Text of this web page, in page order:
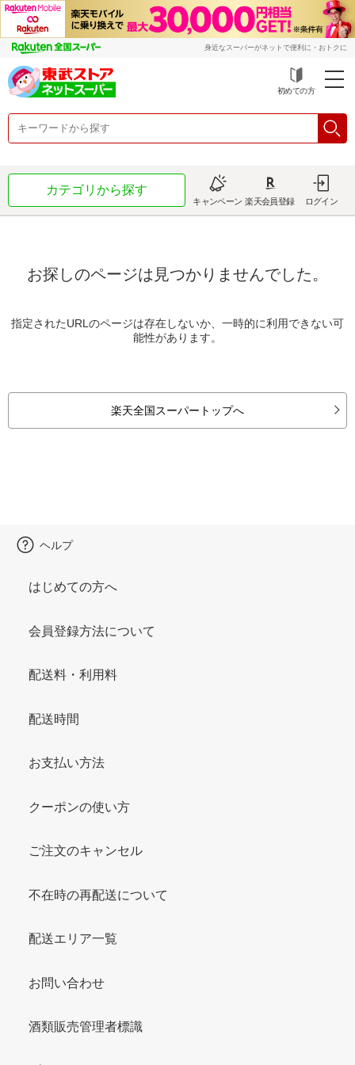
身近なスーパーがネットで便利に・おトクに
初めての方
カテゴリから探す
キャンペーン 楽天会員登録 ログイン
お探しのページは見つかりませんでした。
指定されたURLのページは存在しないか、一時的に利用できない可
能性があります。
楽天全国スーパートップへ
ヘルプ
はじめての方へ
会員登録方法について
配送料・利用料
配送時間
お支払い方法
クーポンの使い方
ご注文のキャンセル
不在時の再配送について
配送エリア一覧
お問い合わせ
酒類販売管理者標識